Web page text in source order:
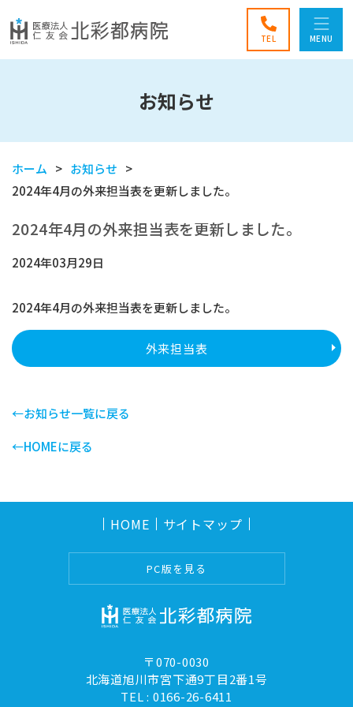
TEL MENU
お知らせ
ホーム
お知らせ
2024年4月の外来担当表を更新しました。
2024年4月の外来担当表を更新しました。
2024年03月29日
2024年4月の外来担当表を更新しました。
外来担当表
←お知らせ一覧に戻る
←HOMEに戻る
HOME サイトマップ
PC版を見る
〒070-0030
北海道旭川市宮下通9丁目2番1号
TEL : 0166-26-6411